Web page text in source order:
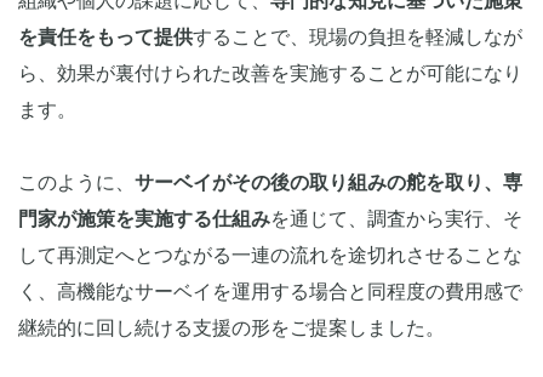
を責任をもって提供することで、現場の負担を軽減しなが
ら、効果が裏付けられた改善を実施することが可能になり
ます。
このように、 サーベイがその後の取り組みの舵を取り、専
門家が施策を実施する仕組みを通じて、調査から実行、そ
して再測定へとつながる一連の流れを途切れさせることな
く、高機能なサーベイを運用する場合と同程度の費用感で
継続的に回し続ける支援の形をご提案しました。